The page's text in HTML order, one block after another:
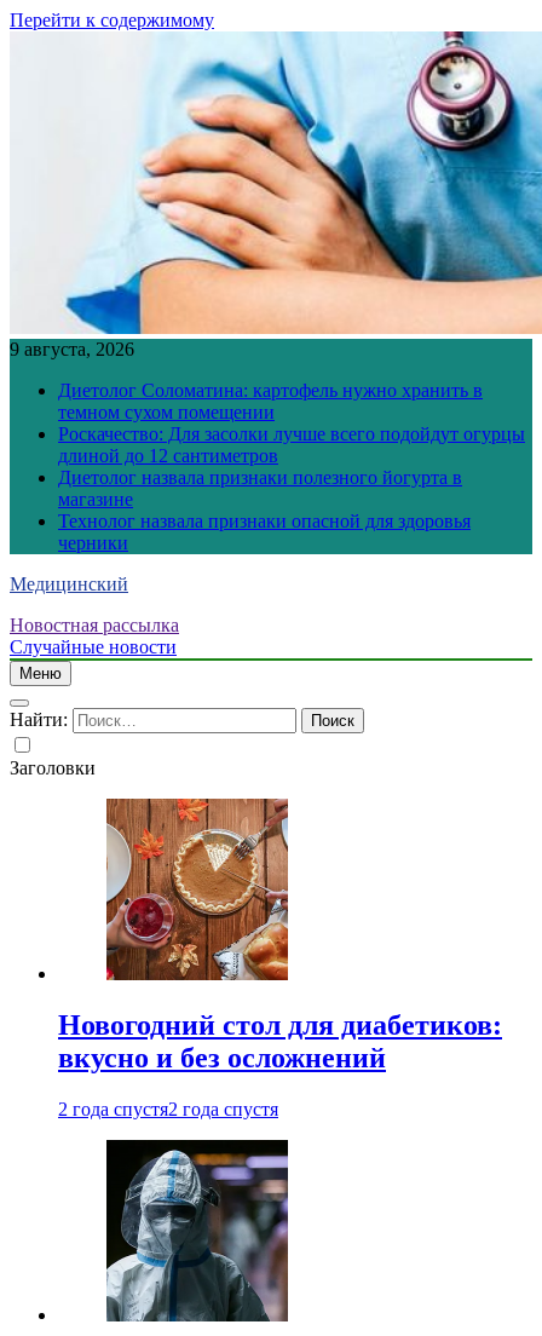
Перейти к содержимому
9 августа, 2026
Диетолог Соломатина: картофель нужно хранить в
темном сухом помещении
Роскачество: Для засолки лучше всего подойдут огурцы
длиной до 12 сантиметров
Диетолог назвала признаки полезного йогурта в
магазине
Технолог назвала признаки опасной для здоровья
черники
Медицинский
Новостная рассылка
Случайные новости
Меню
Найти:
Заголовки
Новогодний стол для диабетиков:
вкусно и без осложнений
2 года спустя2 года спустя